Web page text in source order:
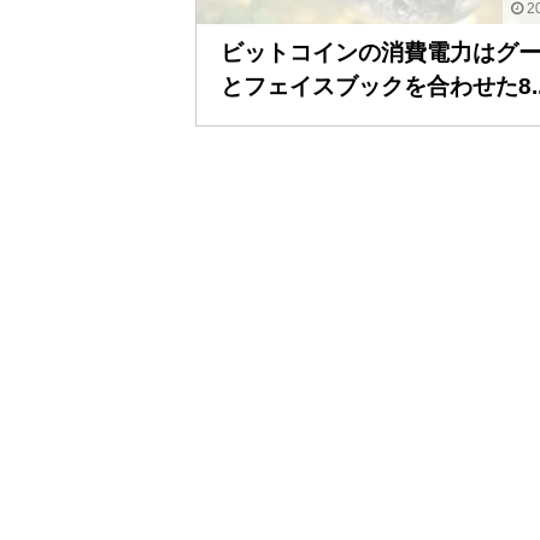
ビットコインの消費電力はグ
とフェイスブックを合わせた